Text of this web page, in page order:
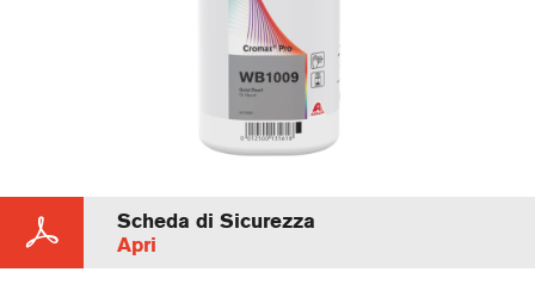
Scheda di Sicurezza
Apri